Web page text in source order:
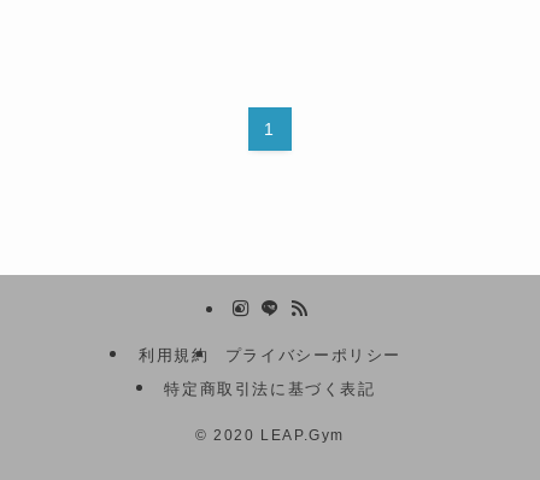
1
利用規約
プライバシーポリシー
特定商取引法に基づく表記
© 2020 LEAP.Gym